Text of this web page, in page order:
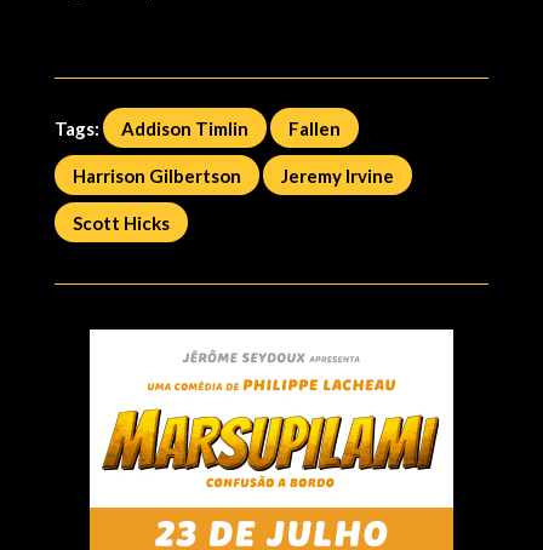
Tags: Addison Timlin Fallen
Harrison Gilbertson Jeremy Irvine
Scott Hicks